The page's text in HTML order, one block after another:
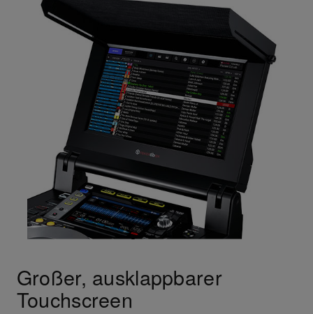
Großer, ausklappbarer
Touchscreen